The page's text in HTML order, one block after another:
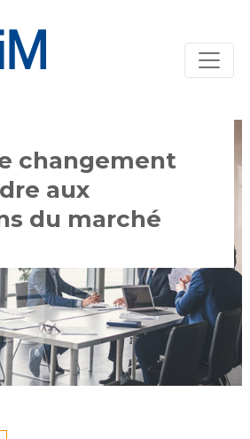
changement
aux
du marché